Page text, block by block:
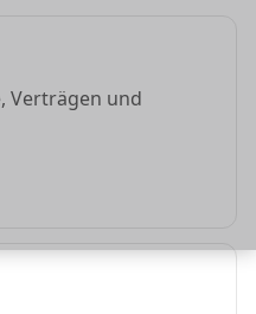
Verträgen und